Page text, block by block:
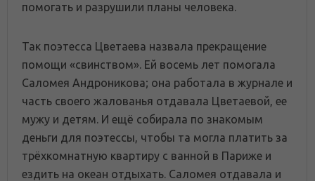
помогать и разрушили планы человека.
Так поэтесса Цветаева назвала прекращение
помощи «свинством». Ей восемь лет помогала
Саломея Андроникова; она работала в журнале и
часть своего жалованья отдавала Цветаевой, ее
мужу и детям. И ещё собирала по знакомым
деньги для поэтессы, чтобы та могла платить за
трёхкомнатную квартиру с ванной в Париже и
ездить на океан отдыхать. Саломея отдавала и